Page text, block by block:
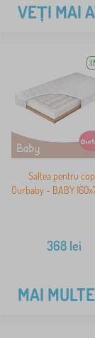
VEȚI MAI
Saltea pentru
Ourbaby - BABY
368lei
MAI